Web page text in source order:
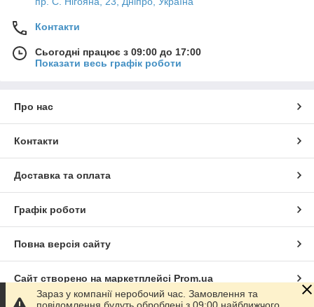
Контакти
Сьогодні працює з 09:00 до 17:00
Показати весь графік роботи
Про нас
Контакти
Доставка та оплата
Графік роботи
Повна версія сайту
Сайт створено на маркетплейсі Prom.ua
Зараз у компанії неробочий час. Замовлення та